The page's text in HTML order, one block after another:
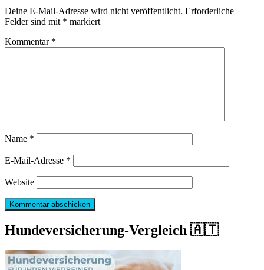
Deine E-Mail-Adresse wird nicht veröffentlicht. Erforderliche
Felder sind mit * markiert
Kommentar *
Name *
E-Mail-Adresse *
Website
Hundeversicherung-Vergleich 🇦🇹